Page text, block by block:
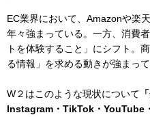
EC業界において、Amazonや楽
年々強まっている。一方、消費
トを体験すること」にシフト。
る情報」を求める動きが強まって
W２はこのような現状について
Instagram・TikTok・YouTube